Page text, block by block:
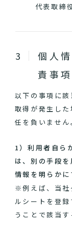
代表取締
個人
責事
以下の事項に
取得が発生し
任を負いません
1）利用者自ら
は、別の手段
情報を明らかに
※例えば、当社
ルシートを登
うことで該当